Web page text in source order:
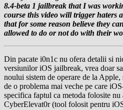
8.4-beta 1 jailbreak that I was
course this video will trigger haters
that for some reason believe they
allowed to do or not do with their
Din pacate i0n1c nu ofera detalii si
versiunilor iOS jailbreak, vrea doar
noului sistem de operare de la
de o problema mai veche pe care
specifica faptul ca metoda folosite nu
CyberElevat0r (tool folosit pentru